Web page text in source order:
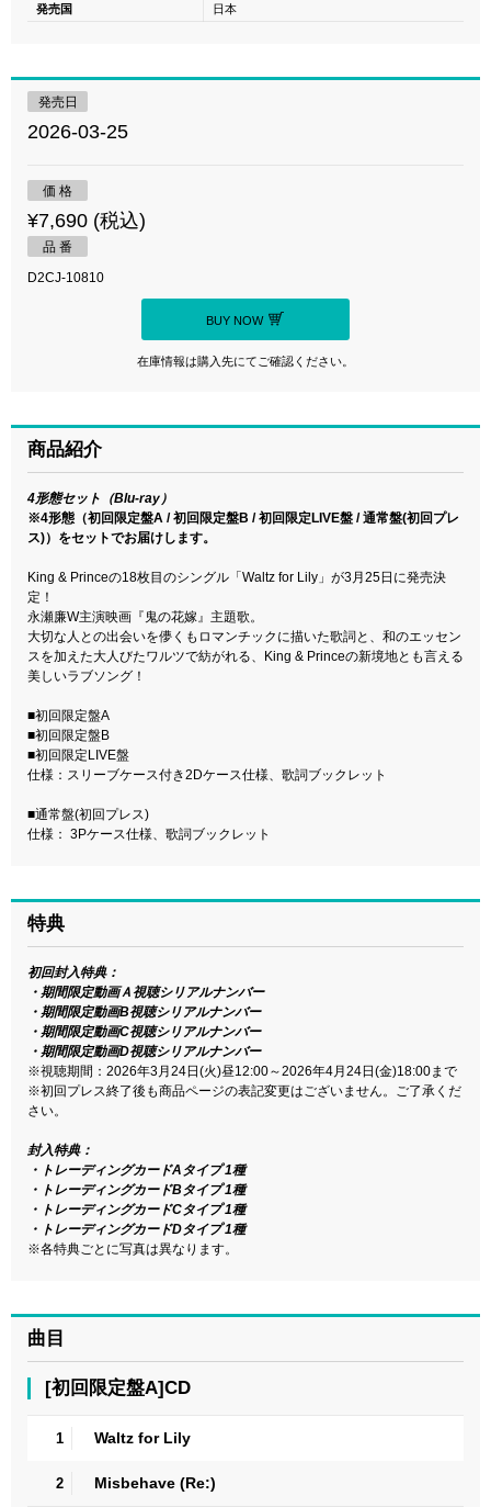
発売国
日本
発売日
2026-03-25
価 格
¥7,690 (税込)
品 番
D2CJ-10810
BUY NOW
在庫情報は購入先にてご確認ください。
商品紹介
4形態セット（Blu-ray）
※4形態（初回限定盤A / 初回限定盤B / 初回限定LIVE盤 / 通常盤(初回プレ
ス)）をセットでお届けします。
King & Princeの18枚目のシングル「Waltz for Lily」が3月25日に発売決
定！
永瀬廉W主演映画『鬼の花嫁』主題歌。
大切な人との出会いを儚くもロマンチックに描いた歌詞と、和のエッセン
スを加えた大人びたワルツで紡がれる、King & Princeの新境地とも言える
美しいラブソング！
■初回限定盤A
■初回限定盤B
■初回限定LIVE盤
仕様：スリーブケース付き2Dケース仕様、歌詞ブックレット
■通常盤(初回プレス)
仕様： 3Pケース仕様、歌詞ブックレット
特典
初回封入特典：
・期間限定動画Ａ視聴シリアルナンバー
・期間限定動画B視聴シリアルナンバー
・期間限定動画C視聴シリアルナンバー
・期間限定動画D視聴シリアルナンバー
※視聴期間：2026年3月24日(火)昼12:00～2026年4月24日(金)18:00まで
※初回プレス終了後も商品ページの表記変更はございません。ご了承くだ
さい。
封入特典：
・トレーディングカードAタイプ 1種
・トレーディングカードBタイプ 1種
・トレーディングカードCタイプ 1種
・トレーディングカードDタイプ 1種
※各特典ごとに写真は異なります。
曲目
[初回限定盤A]CD
1 Waltz for Lily
2 Misbehave (Re:)